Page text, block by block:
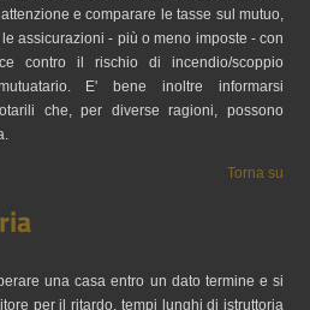
e comparare le tasse sul mutuo,
assicurazioni - più o meno imposte - con
contro il rischio di incendio/scoppio
E' bene inoltre informarsi
che, per diverse ragioni, possono
Torna su
una casa entro un dato termine e si
per il ritardo, tempi lunghi di istruttoria